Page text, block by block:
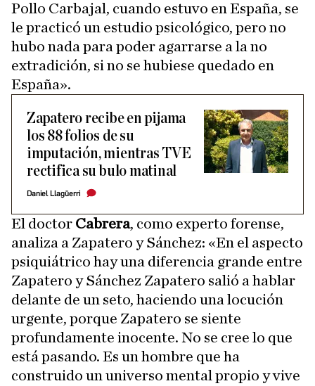
Pollo Carbajal, cuando estuvo en España, se
le practicó un estudio psicológico, pero no
hubo nada para poder agarrarse a la no
extradición, si no se hubiese quedado en
España».
Zapatero recibe en pijama
los 88 folios de su
imputación, mientras TVE
rectifica su bulo matinal
Daniel Llagüerri
El doctor Cabrera, como experto forense,
analiza a Zapatero y Sánchez: «En el aspecto
psiquiátrico hay una diferencia grande entre
Zapatero y Sánchez Zapatero salió a hablar
delante de un seto, haciendo una locución
urgente, porque Zapatero se siente
profundamente inocente. No se cree lo que
está pasando. Es un hombre que ha
construido un universo mental propio y vive